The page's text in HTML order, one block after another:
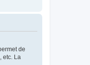
de
etc. La